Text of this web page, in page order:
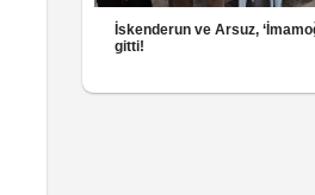
İskenderun ve Arsuz,
gitti!